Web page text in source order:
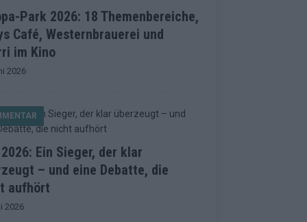
Park 2026: 18 Themenbereiche,
Café, Westernbrauerei und
im Kino
2026
2026: Ein Sieger, der klar
– und eine Debatte, die
aufhört
2026